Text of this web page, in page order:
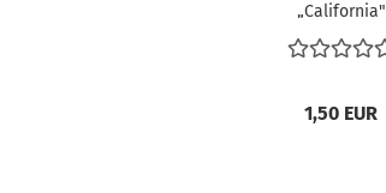
„California"
1,50 EUR